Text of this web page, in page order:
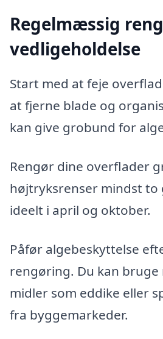
Regelmæssig
vedligeholdelse
Start med at feje
at fjerne blade og
kan give grobund for
Rengør dine overflader
højtryksrenser mindst to
ideelt i april og oktober.
Påfør algebeskyttelse
rengøring. Du kan bruge
midler som eddike eller
fra byggemarkeder.